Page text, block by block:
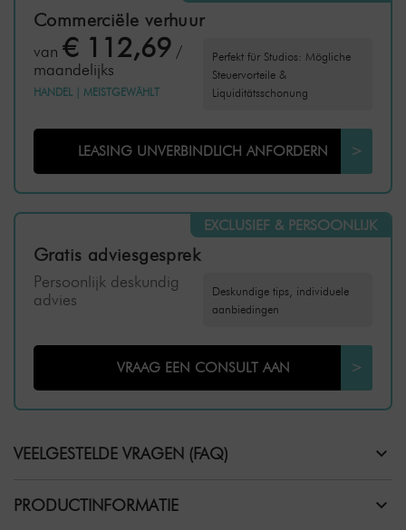
Commerciële verhuur
Perfekt für Studios: Mögliche
Steuervorteile &
Liquiditätsschonung
van € 112,69 /
maandelijks
HANDEL MEISTGEWÄHLT
LEASING UNVERBINDLICH ANFORDERN >
EXCLUSIEF & PERSOONLIJK
Gratis adviesgesprek
Deskundige tips, individuele
aanbiedingen
Persoonlijk deskundig
advies
VRAAG EEN CONSULT AAN >
VEELGESTELDE VRAGEN (FAQ)
PRODUCTINFORMATIE